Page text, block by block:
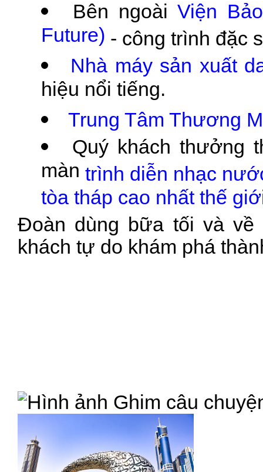
Bên ngoàiViện
Future) - công trình đặc
Nhà máy sản xuất
hiệu nổi tiếng.
Trung Tâm Thương
Quý khách thưởng
màntrình diễn nhạc
tòa tháp cao nhất thế
Đoàn dùng bữa tối và về
khách tự do khám phá